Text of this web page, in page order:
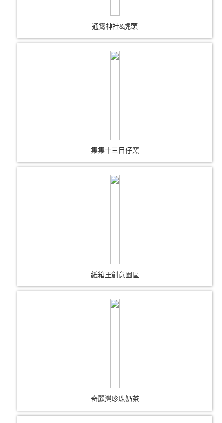
通霄神社&虎頭
集集十三目仔窯
紙箱王創意園區
奇麗灣珍珠奶茶